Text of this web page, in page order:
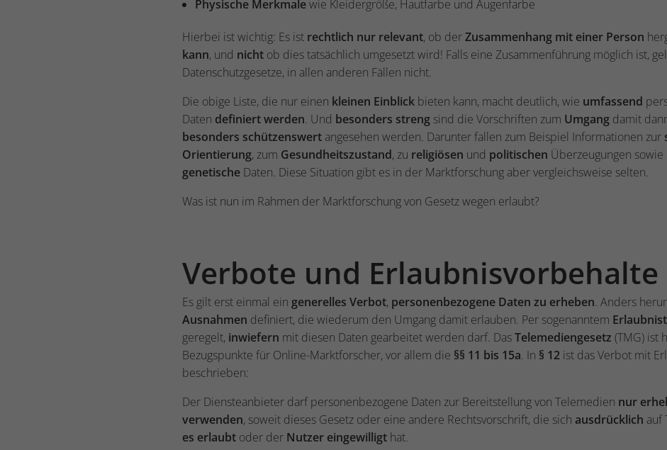
Physische Merkmalewie Kleidergröße, Hautfarbe und Augenfarbe
Hierbei ist wichtig: Es ist rechtlich nur relevant, ob derZusammenhang mit einer Person
kann, und nicht ob dies tatsächlich umgesetzt wird! Falls eine Zusammenführung möglich ist,
Datenschutzgesetze, in allen anderen Fällen nicht.
Die obige Liste, die nur einen kleinen Einblick bieten kann, macht deutlich, wie umfassend
Daten definiert werden. Und besonders streng sind die Vorschriften zum Umgang damit
besonders schützenswert angesehen werden. Darunter fallen zum Beispiel Informationen zur
Orientierung, zum Gesundheitszustand, zu religiösen und politischen Überzeugungen sowie
genetische Daten. Diese Situation gibt es in der Marktforschung aber vergleichsweise selten.
Was ist nun im Rahmen der Marktforschung von Gesetz wegen erlaubt?
Verbote und Erlaubnisvorbehalte
Es gilt erst einmal ein generelles Verbot, personenbezogene Daten zu erheben. Anders
Ausnahmen definiert, die wiederum den Umgang damit erlauben. Per sogenanntem
geregelt, inwiefern mit diesen Daten gearbeitet werden darf. DasTelemediengesetz (TMG) ist
Bezugspunkte für Online-Marktforscher, vor allem die §§ 11 bis 15a. In § 12 ist das Verbot mit
beschrieben:
Der Diensteanbieter darf personenbezogene Daten zur Bereitstellung von Telemedien nur
verwenden, soweit dieses Gesetz oder eine andere Rechtsvorschrift, die sich ausdrücklich auf
es erlaubt oder der Nutzer eingewilligt hat.